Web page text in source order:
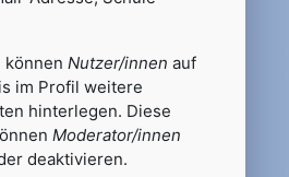
können Nutzer/innen auf
im Profil weitere
hinterlegen. Diese
Moderator/innen
deaktivieren.